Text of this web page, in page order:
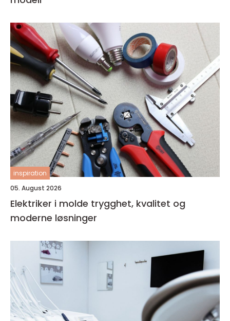
inspiration
05. August 2026
Elektriker i molde trygghet, kvalitet og
moderne løsninger